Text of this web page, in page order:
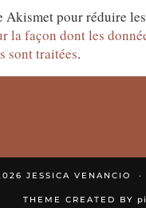
Akismet pour réduire
la façon dont les
sont traitées.
JESSICA VENANCIO
THEME CREATED BY